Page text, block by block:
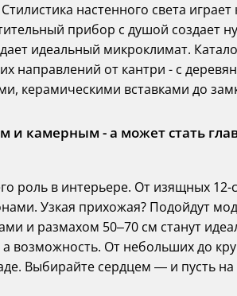
настенного света
прибор с душой создает
идеальный микроклимат.
направлений от кантри - с
керамическими вставками до
и камерным - а может стать
роль в интерьере. От изящных
Узкая прихожая? Подойдут
и размахом 50–70 см станут
возможность. От небольших до
Выбирайте сердцем — и пусть